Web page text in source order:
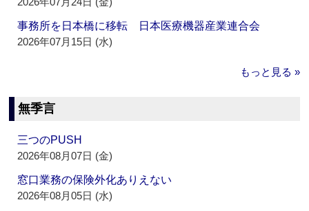
事務所を日本橋に移転 日本医療機器産業連合会
2026年07月15日 (水)
もっと見る »
無季言
三つのPUSH
2026年08月07日 (金)
窓口業務の保険外化ありえない
2026年08月05日 (水)